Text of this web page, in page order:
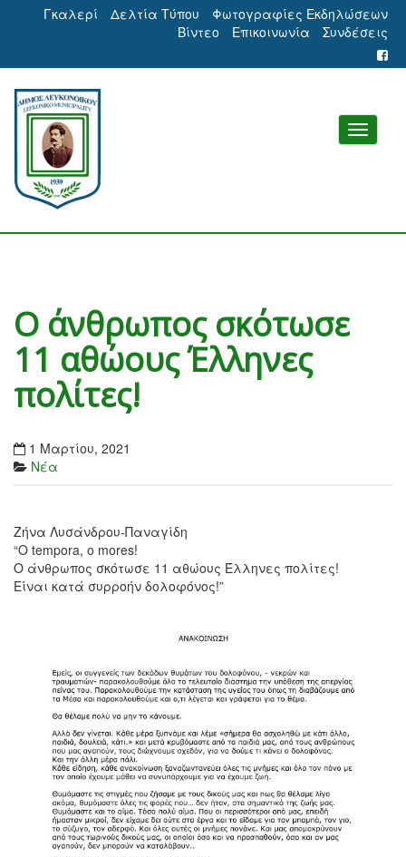
Γκαλερί Δελτία Τύπου
Φωτογραφίες Εκδηλώσεων
Βίντεο
Επικοινωνία Συνδέσεις
Ο άνθρωπος σκότωσε
11 αθώους Έλληνες
πολίτες!
1 Μαρτίου, 2021
Νέα
Ζήνα Λυσάνδρου-Παναγίδη
“O tempora, o mores!
Ο άνθρωπος σκότωσε 11 αθώους Έλληνες πολίτες!
Είναι κατά συρροήν δολοφόνος!”